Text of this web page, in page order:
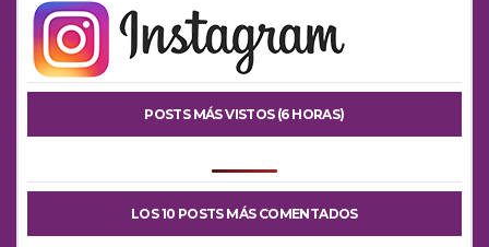
POSTS MÁS VISTOS (6 HORAS)
LOS 10 POSTS MÁS COMENTADOS